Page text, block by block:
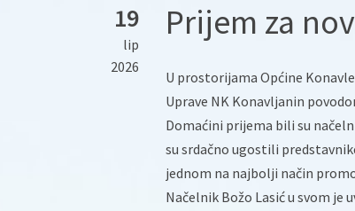
19
lip
2026
Prijem za
U prostorijama Općine
Uprave NK Konavljanin
Domaćini prijema bili su
su srdačno ugostili
jednom na najbolji način
Načelnik Božo Lasić u svom